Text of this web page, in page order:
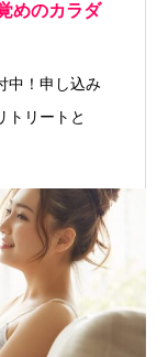
めのカラダ
中！申し込み
トリートと